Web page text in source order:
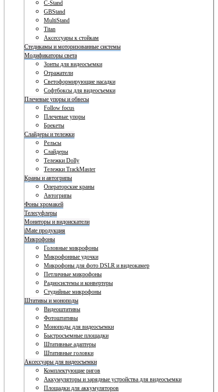
C-Stand
GBStand
MultiStand
Titan
Аксессуары к стойкам
Стедикамы и моторизованные системы
Модификаторы света
Зонты для видеосъемки
Отражатели
Светоформирующие насадки
Софтбоксы для видеосъемки
Плечевые упоры и обвесы
Follow focus
Плечевые упоры
Брекеты
Слайдеры и тележки
Рельсы
Слайдеры
Тележки Dolly
Тележки TrackMaster
Краны и автогрипы
Операторские краны
Автогрипы
Фоны хромакей
Телесуфлеры
Мониторы и видоискатели
iMate продукция
Микрофоны
Головные микрофоны
Микрофонные удочки
Микрофоны для фото DSLR и видеокамер
Петличные микрофоны
Радиосистемы и конвертеры
Студийные микрофоны
Штативы и моноподы
Видеоштативы
Фотоштативы
Моноподы для видеосъемки
Быстросъемные площадки
Штативные адаптеры
Штативные головки
Аксессуары для видеосъемки
Комплектующие ригов
Аккумуляторы и зарядные устройства для видеосъемки
Площадки для аккумуляторов